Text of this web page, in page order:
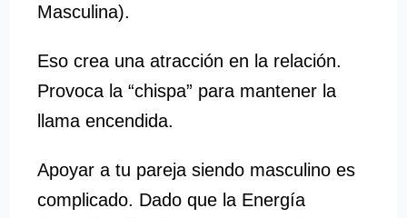
Masculina).
Eso crea una atracción en la relación.
Provoca la “chispa” para mantener la
llama encendida.
Apoyar a tu pareja siendo masculino es
complicado. Dado que la Energía